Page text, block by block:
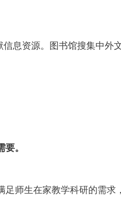
息资源。图书馆搜集中外
。
师生在家教学科研的需求